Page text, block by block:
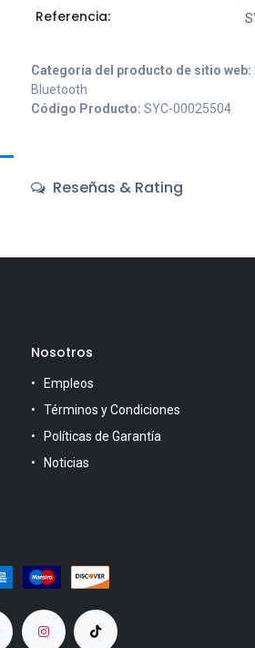
Referencia:
Categoría del producto de sitio web:
Bluetooth
Código Producto: SYC-00025504
Reseñas & Rating
Nosotros
Empleos
Términos y Condiciones
Políticas de Garantía
Noticias